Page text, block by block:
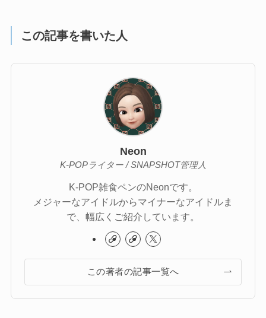
この記事を書いた人
Neon
K-POPライター / SNAPSHOT管理人
K-POP雑食ペンのNeonです。
メジャーなアイドルからマイナーなアイドルま
で、幅広くご紹介しています。
この著者の記事一覧へ